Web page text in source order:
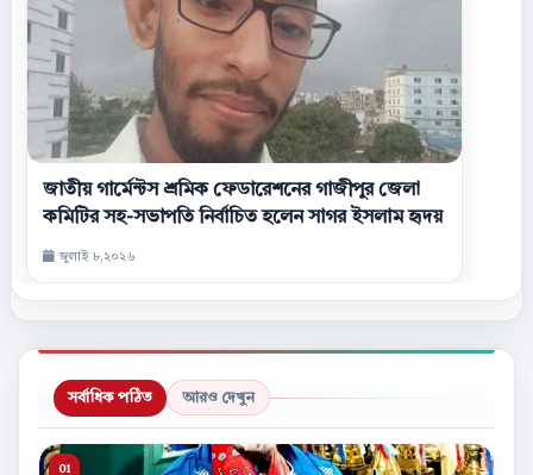
জাতীয় গার্মেন্টস শ্রমিক ফেডারেশনের গাজীপুর জেলা
কমিটির সহ-সভাপতি নির্বাচিত হলেন সাগর ইসলাম হৃদয়
জুলাই ৮,২০২৬
সর্বাধিক পঠিত আরও দেখুন